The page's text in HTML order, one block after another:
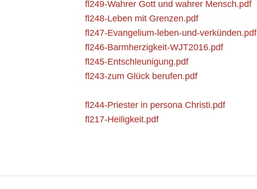
fl249-Wahrer Gott und wahrer Mensch.pdf
fl248-Leben mit Grenzen.pdf
fl247-Evangelium-leben-und-verkünden.pdf
fl246-Barmherzigkeit-WJT2016.pdf
fl245-Entschleunigung.pdf
fl243-zum Glück berufen.pdf
fl244-Priester in persona Christi.pdf
fl217-Heiligkeit.pdf